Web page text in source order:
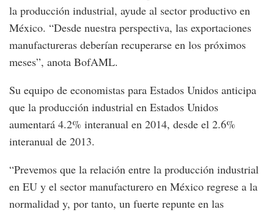
la producción industrial, ayude al sector productivo en
México. “Desde nuestra perspectiva, las exportaciones
manufactureras deberían recuperarse en los próximos
meses”, anota BofAML.
Su equipo de economistas para Estados Unidos anticipa
que la producción industrial en Estados Unidos
aumentará 4.2% interanual en 2014, desde el 2.6%
interanual de 2013.
“Prevemos que la relación entre la producción industrial
en EU y el sector manufacturero en México regrese a la
normalidad y, por tanto, un fuerte repunte en las